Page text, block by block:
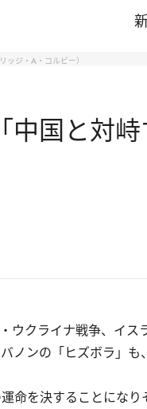
ジ・A・コルビー）
中国と対
クライナ戦争、イス
ノンの「ヒズボラ」
命を決することにな